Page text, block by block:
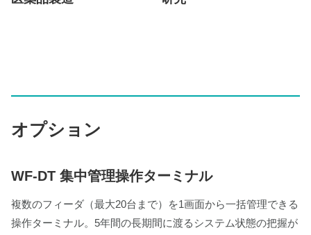
オプション
WF-DT 集中管理操作ターミナル
複数のフィーダ（最大20台まで）を1画面から一括管理できる
操作ターミナル。5年間の長期間に渡るシステム状態の把握が